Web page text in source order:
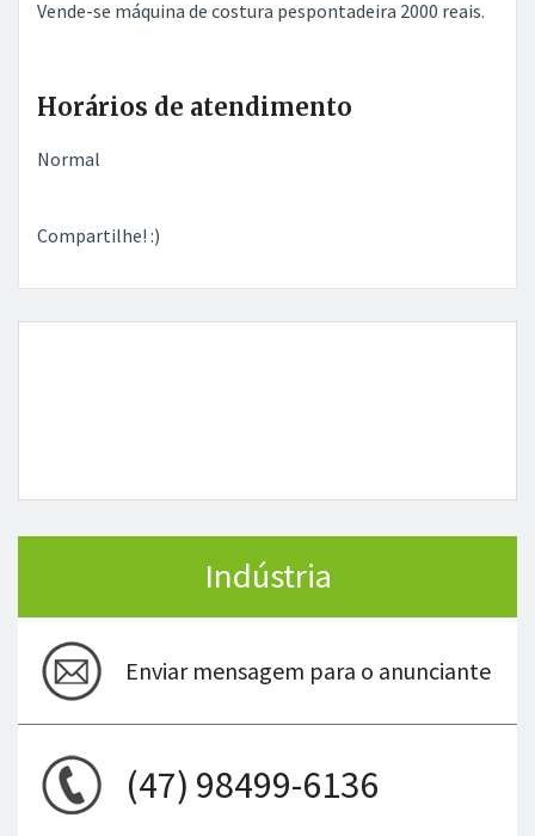
Vende-se máquina de costura pespontadeira 2000 reais.
Horários de atendimento
Normal
Compartilhe! :)
Indústria
Enviar mensagem para o anunciante
(47) 98499-6136